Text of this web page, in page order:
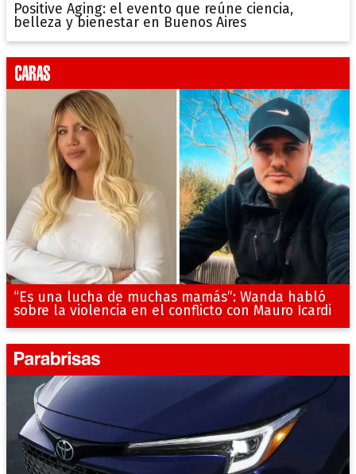
Positive Aging: el evento que reúne ciencia,
belleza y bienestar en Buenos Aires
“Es una lucha de muchas mamás”: Wanda habló
sobre la violencia en el conflicto con Mauro Icardi